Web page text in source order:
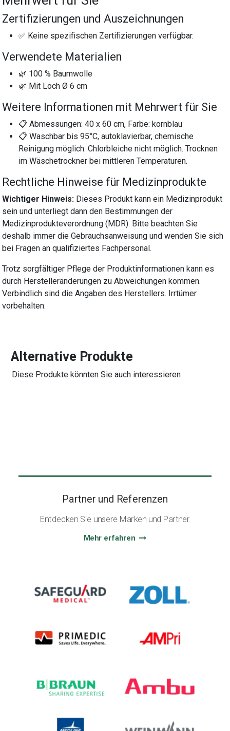
Zertifizierungen und Auszeichnungen
✅ Keine spezifischen Zertifizierungen verfügbar.
Verwendete Materialien
🌿 100 % Baumwolle
🌿 Mit Loch Ø 6 cm
Weitere Informationen mit Mehrwert für Sie
📋 Abmessungen: 40 x 60 cm, Farbe: kornblau
📋 Waschbar bis 95°C, autoklavierbar, chemische
Reinigung möglich. Chlorbleiche nicht möglich. Trocknen
im Wäschetrockner bei mittleren Temperaturen.
Rechtliche Hinweise für Medizinprodukte
Wichtiger Hinweis: Dieses Produkt kann ein Medizinprodukt
sein und unterliegt dann den Bestimmungen der
Medizinprodukteverordnung (MDR). Bitte beachten Sie
deshalb immer die Gebrauchsanweisung und wenden Sie sich
bei Fragen an qualifiziertes Fachpersonal.
Trotz sorgfältiger Pflege der Produktinformationen kann es
durch Herstelleränderungen zu Abweichungen kommen.
Verbindlich sind die Angaben des Herstellers. Irrtümer
vorbehalten.
Alternative Produkte
Diese Produkte könnten Sie auch interessieren
Partner und Referenzen
Entdecken Sie unsere Marken und Partner
Mehr erfahren